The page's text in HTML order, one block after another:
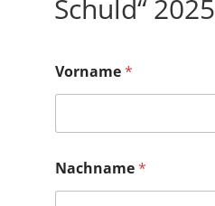
Schuld“ 2025
o
r
a
e
E
-
Vorname*
Nachname*